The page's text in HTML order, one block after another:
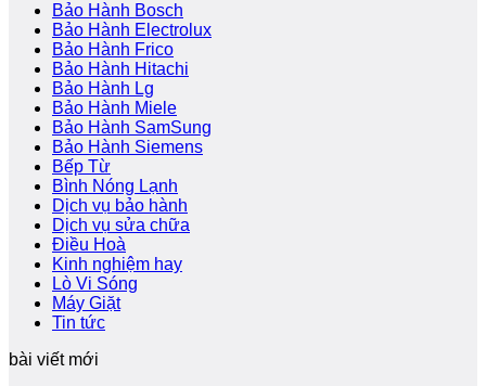
Bảo Hành Bosch
Bảo Hành Electrolux
Bảo Hành Frico
Bảo Hành Hitachi
Bảo Hành Lg
Bảo Hành Miele
Bảo Hành SamSung
Bảo Hành Siemens
Bếp Từ
Bình Nóng Lạnh
Dịch vụ bảo hành
Dịch vụ sửa chữa
Điều Hoà
Kinh nghiệm hay
Lò Vi Sóng
Máy Giặt
Tin tức
bài viết mới